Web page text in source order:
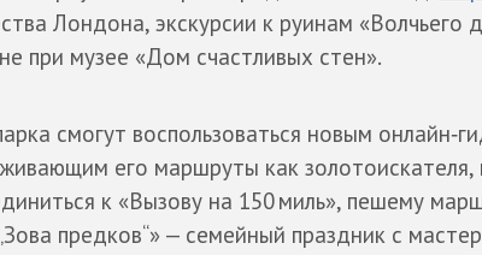
Лондона, экскурсии к руинам
при музее «Дом счастливых стен».
смогут воспользоваться новым
его маршруты как золотоискателя,
к «Вызову на 150 миль», пешему
предков“» — семейный праздник с